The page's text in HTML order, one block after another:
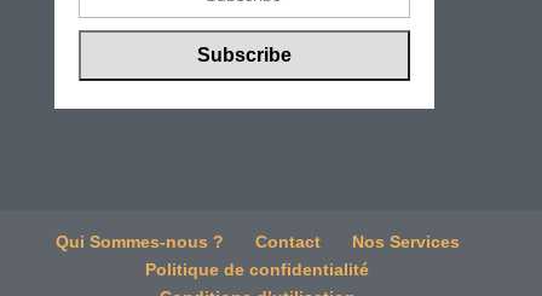
Qui Sommes-nous ? Contact
Nos Services
Politique de confidentialité